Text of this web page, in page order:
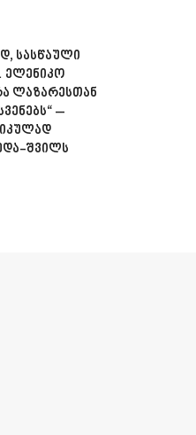
სასწაული
ელენიკო
ლაზარესთან
–
შვილს